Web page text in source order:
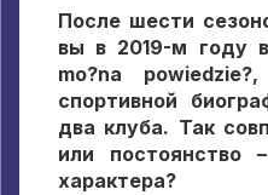
После шести
вы в 2019-м году
mo?na
спортивной
два клуба. Так
или постоянство
характера?